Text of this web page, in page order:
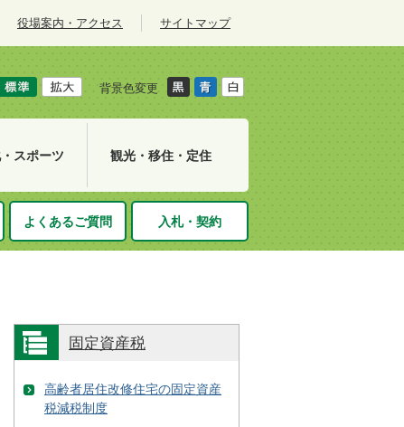
役場案内・アクセス サイトマップ
背景色変更
スポーツ 観光・移住・定住
よくあるご質問 入札・契約
固定資産税
高齢者居住改修住宅の固定資産
税減税制度